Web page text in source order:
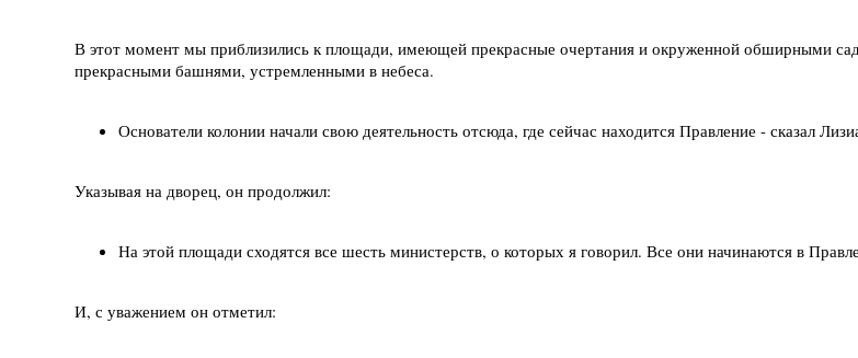
В этот момент мы приблизились к площади, имеющей прекрасные очертания и окруженной обширными
прекрасными башнями, устремленными в небеса.
Основатели колонии начали свою деятельность отсюда, где сейчас находится Правление - сказал
Указывая на дворец, он продолжил:
На этой площади сходятся все шесть министерств, о которых я говорил. Все они начинаются в
И, с уважением он отметил: